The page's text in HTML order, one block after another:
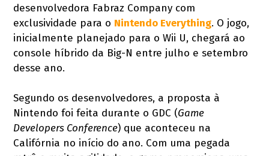
desenvolvedora Fabraz Company com
exclusividade para o Nintendo Everything. O jogo,
inicialmente planejado para o Wii U, chegará ao
console híbrido da Big-N entre julho e setembro
desse ano.
Segundo os desenvolvedores, a proposta à
Nintendo foi feita durante o GDC (Game
Developers Conference) que aconteceu na
Califórnia no início do ano. Com uma pegada